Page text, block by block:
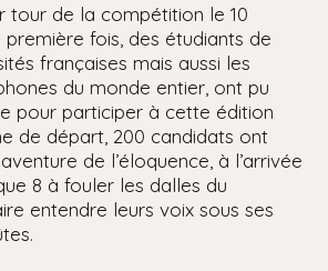
tour de la compétition le 10
fois, des étudiants de
françaises mais aussi les
du monde entier, ont pu
pour participer à cette édition
de départ, 200 candidats ont
de l’éloquence, à l’arrivée
8 à fouler les dalles du
entendre leurs voix sous ses